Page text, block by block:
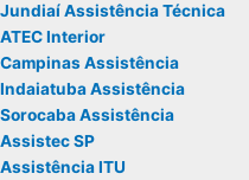
Jundiaí Assistência Técnica
ATEC Interior
Campinas Assistência
Indaiatuba Assistência
Sorocaba Assistência
Assistec SP
Assistência ITU